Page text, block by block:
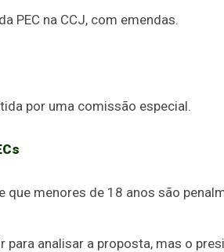
da PEC na CCJ, com emendas.
por uma comissão especial.
menores de 18 anos são
para analisar a proposta, mas o